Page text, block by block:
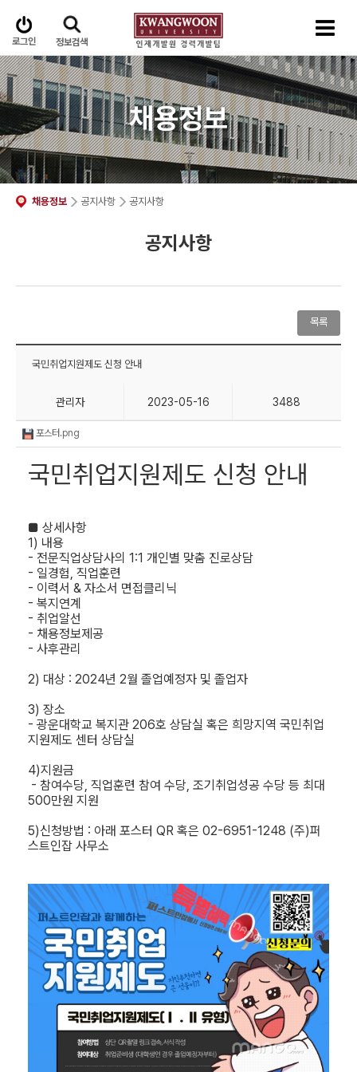
로그인 정보검색
채용정보
채용정보 공지사항 공지사항
공지사항
목록
국민취업지원제도 신청 안내
관리자 2023-05-16 3488
포스터.png
국민취업지원제도 신청 안내
■ 상세사항
1) 내용
- 전문직업상담사의 1:1 개인별 맞춤 진로상담
- 일경험, 직업훈련
- 이력서 & 자소서 면접클리닉
- 복지연계
- 취업알선
- 채용정보제공
- 사후관리
2) 대상 : 2024년 2월 졸업예정자 및 졸업자
3) 장소
- 광운대학교 복지관 206호 상담실 혹은 희망지역 국민취업
지원제도 센터 상담실
4)지원금
- 참여수당, 직업훈련 참여 수당, 조기취업성공 수당 등 최대
500만원 지원
5)신청방법 : 아래 포스터 QR 혹은 02-6951-1248 (주)퍼
스트인잡 사무소